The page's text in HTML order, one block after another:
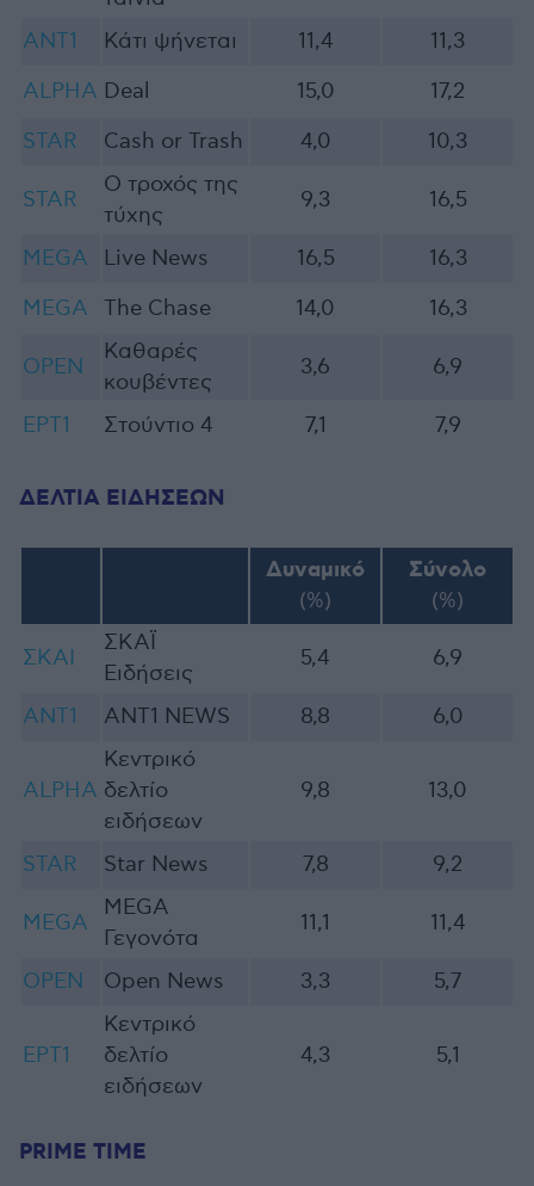
ΑNT1
Κάτι ψήνεται 11,4
11,3
ALPHA Deal 15,0
17,2
STAR
Cash or Trash 4,0 10,3
STAR
Ο τροχός της
τύχης
9,3 16,5
MEGA Live News 16,5
16,3
MEGA
The Chase 14,0 16,3
OPEN
Καθαρές
κουβέντες
3,6 6,9
ΕΡΤ1 Στούντιο 4 7,1 7,9
ΔΕΛΤΙΑ ΕΙΔΗΣΕΩΝ
Δυναμικό
(%)
Σύνολο
(%)
ΣΚΑΙ
ΣΚΑΪ
Ειδήσεις
5,4 6,9
ANT1 ANT1 ΝEWS 8,8 6,0
ALPHA
Κεντρικό
δελτίο
ειδήσεων
9,8 13,0
STAR Star News 7,8 9,2
MEGA
MEGA
Γεγονότα
11,1 11,4
OPEN Open News 3,3 5,7
ΕΡΤ1
Κεντρικό
δελτίο
ειδήσεων
4,3 5,1
PRIME TIME